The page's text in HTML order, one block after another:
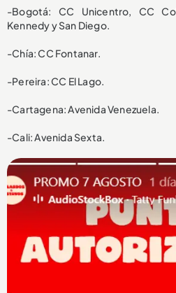
-Bogotá: CC Unicentro, CC
Kennedy y San Diego.
-Chía: CC Fontanar.
-Pereira: CC El Lago.
-Cartagena: Avenida Venezuela.
-Cali: Avenida Sexta.